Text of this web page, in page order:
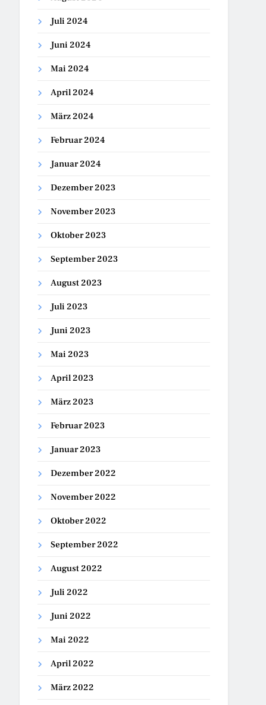
Juli 2024
Juni 2024
Mai 2024
April 2024
März 2024
Februar 2024
Januar 2024
Dezember 2023
November 2023
Oktober 2023
September 2023
August 2023
Juli 2023
Juni 2023
Mai 2023
April 2023
März 2023
Februar 2023
Januar 2023
Dezember 2022
November 2022
Oktober 2022
September 2022
August 2022
Juli 2022
Juni 2022
Mai 2022
April 2022
März 2022